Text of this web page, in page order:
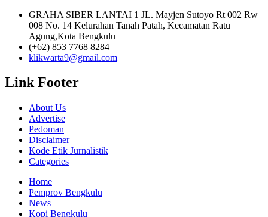
GRAHA SIBER LANTAI 1 JL. Mayjen Sutoyo Rt 002 Rw
008 No. 14 Kelurahan Tanah Patah, Kecamatan Ratu
Agung,Kota Bengkulu
(+62) 853 7768 8284
klikwarta9@gmail.com
Link Footer
About Us
Advertise
Pedoman
Disclaimer
Kode Etik Jurnalistik
Categories
Home
Pemprov Bengkulu
News
Kopi Bengkulu